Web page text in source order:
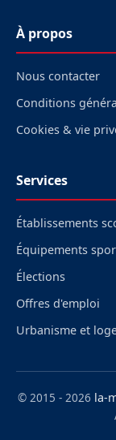
À propos
Nous contacter
Conditions
Cookies & vie
Services
Établissements
Équipements
Élections
Offres d'emploi
Urbanisme et
© 2015 - 2026 la-